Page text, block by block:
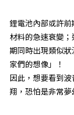
鋰電池內部或許
材料的急速衰變
期同時出現類似
家們的想像」！
因此，想要看到
翔，恐怕是非常夢